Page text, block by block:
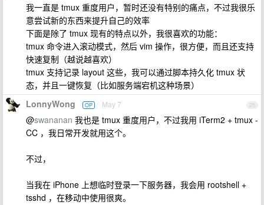
我一直是 tmux 重度用户，暂时还没有特别的痛点，不过我很乐
意尝试新的东西来提升自己的效率
下面是除了 tmux 现有的特点以外，我很喜欢的功能：
tmux 命令进入滚动模式，然后 vim 操作，很方便，而且还支持
快速复制（越说越喜欢）
tmux 支持记录 layout 这些，我可以通过脚本持久化 tmux 状
态，并且一键恢复（比如服务端宕机这种场景）
25
LonnyWong OP May 7
@swananan 我也是 tmux 重度用户，不过我用 iTerm2 + tmux -
CC ，我日常开发就用这个。
不过，
当我在 iPhone 上想临时登录一下服务器，我会用 rootshell +
tsshd ，在移动中使用很爽。